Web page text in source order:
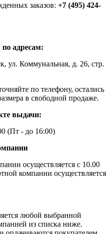
заказов: +7 (495) 424-
адресам:
ул. Коммунальная, д. 26, стр.
по телефону, остались
в свободной продаже.
выдачи:
(Пт - до 16:00)
осуществляется с 10.00
компании осуществляется
любой выбранной
из списка ниже.